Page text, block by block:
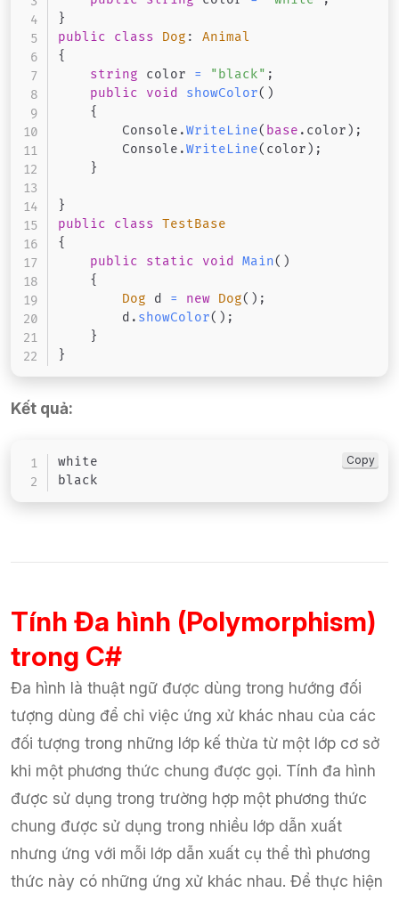
}
public
class Dog :
Animal
{
string color = "black" ;
public
void showColor( )
{
        Console
.WriteLine( base . color ) ;
        Console
.WriteLine( color ) ;
}
}
public
class TestBase
{
public
static void Main( )
{
Dog d = new Dog( ) ;
        d
. showColor( ) ;
}
}
Kết quả:
white
black
Copy
Tính Đa hình (Polymorphism)
trong C#
Đa hình là thuật ngữ được dùng trong hướng đối
tượng dùng để chỉ việc ứng xử khác nhau của các
đối tượng trong những lớp kế thừa từ một lớp cơ sở
khi một phương thức chung được gọi. Tính đa hình
được sử dụng trong trường hợp một phương thức
chung được sử dụng trong nhiều lớp dẫn xuất
nhưng ứng với mỗi lớp dẫn xuất cụ thể thì phương
thức này có những ứng xử khác nhau. Để thực hiện